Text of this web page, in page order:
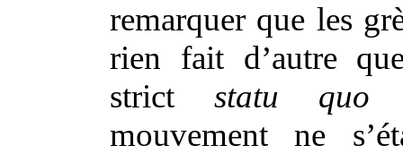
remarquer que les
rien fait d’autre
strict statu quo
mouvement ne